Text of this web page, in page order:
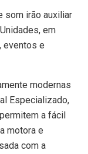
som irão auxiliar
em
eventos e
modernas
Especializado,
a fácil
motora e
com a